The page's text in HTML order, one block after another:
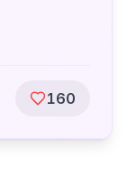
160